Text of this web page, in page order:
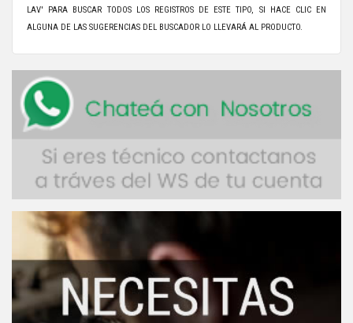
LAV' PARA BUSCAR TODOS LOS REGISTROS DE ESTE TIPO, SI HACE CLIC EN
ALGUNA DE LAS SUGERENCIAS DEL BUSCADOR LO LLEVARÁ AL PRODUCTO.